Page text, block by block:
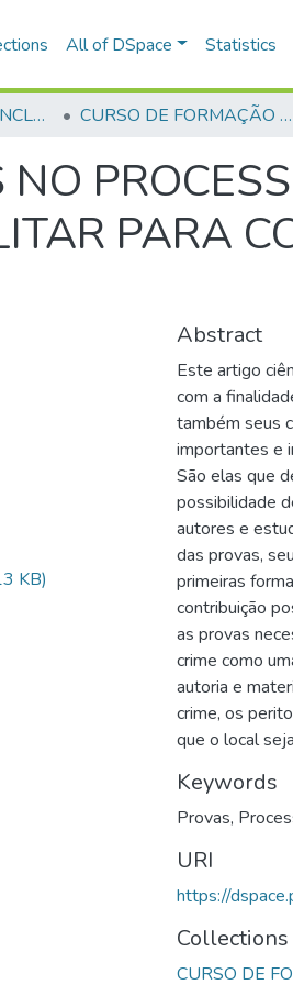
All of DSpace Statistics
TRABALHOS DE CONCLUSÃO DE CURSO - CFP (CURSO DE FORMAÇÃO DE PRAÇAS) CURSO DE FORMAÇÃO DE PRAÇAS - CFP - 2018
PARA
KB)
Abstract
Este artigo
com a
também seus
importantes e
São elas que
possibilidade
autores e
das provas,
primeiras
contribuição
as provas
crime como
autoria e
crime, os
que o local
Keywords
Provas,
URI
https://
Collections
CURSO DE